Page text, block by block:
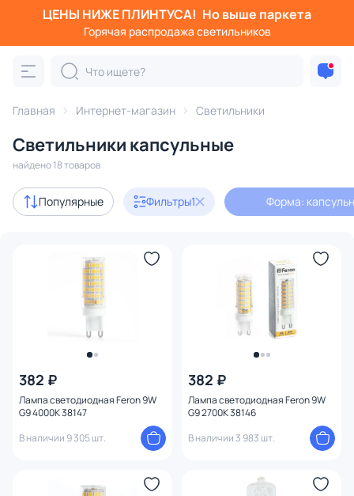
ЦЕНЫ НИЖЕ ПЛИНТУСА! Но выше паркета
Горячая распродажа светильников
Главная Интернет-магазин Светильники
Светильники капсульные
найдено 18 товаров
Популярные Фильтры1 Форма:
382 ₽
Лампа светодиодная Feron 9W
G9 4000K 38147
В наличии 9 305 шт.
382 ₽
Лампа светодиодная Feron 9W
G9 2700K 38146
В наличии 3 983 шт.
Фильтры
Категория:
Люстры Подвесные светильники
В наличии 18